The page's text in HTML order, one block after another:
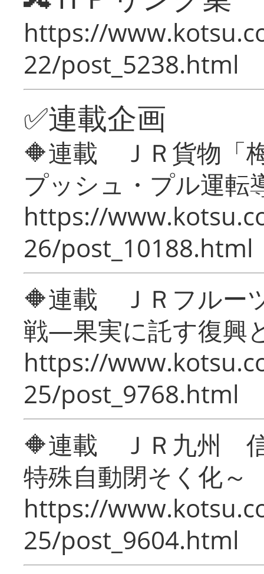
https://
22/post_5238.html
✅連載企画
🔶連載 ＪＲ貨物「
プッシュ・プル運転
https://
26/post_10188.html
🔶連載 ＪＲフルー
戦―果実に託す復興
https://
25/post_9768.html
🔶連載 ＪＲ九州 信
特殊自動閉そく化～
https://
25/post_9604.html